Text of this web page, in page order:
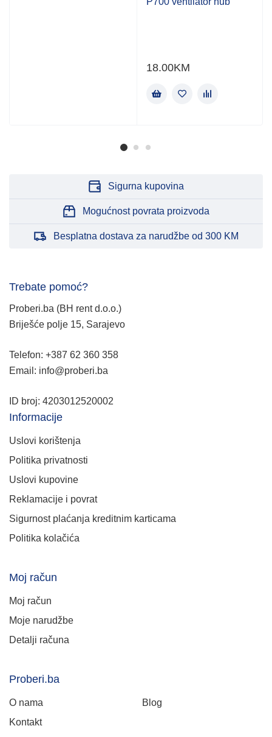
18.00KM
Sigurna kupovina
Mogućnost povrata proizvoda
Besplatna dostava za narudžbe od 300 KM
Trebate pomoć?
Proberi.ba (BH rent d.o.o.)
Briješće polje 15, Sarajevo
Telefon: +387 62 360 358
Email: info@proberi.ba
ID broj: 4203012520002
Informacije
Uslovi korištenja
Politika privatnosti
Uslovi kupovine
Reklamacije i povrat
Sigurnost plaćanja kreditnim karticama
Politika kolačića
Moj račun
Moj račun
Moje narudžbe
Detalji računa
Proberi.ba
O nama
Blog
Kontakt